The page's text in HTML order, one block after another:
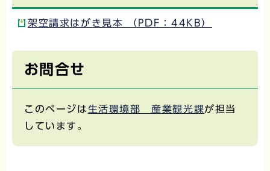
架空請求はがき見本 （PDF：44KB）
お問合せ
このページは生活環境部 産業観光課が担当
しています。